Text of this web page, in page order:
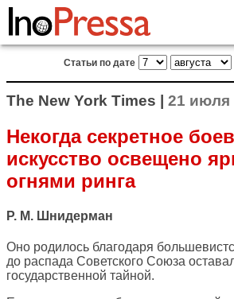
Статьи по дате
The New York Times | 21 июля
Некогда секретное
искусство освещено
огнями ринга
Р. М. Шнидерман
Оно родилось благодаря
до распада Советского Союза
государственной тайной.